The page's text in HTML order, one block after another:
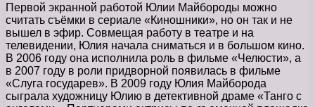
Первой экранной работой Юлии Майбороды можно
считать съёмки в сериале «Киношники», но он так и не
вышел в эфир. Совмещая работу в театре и на
телевидении, Юлия начала сниматься и в большом кино.
В 2006 году она исполнила роль в фильме «Челюсти», а
в 2007 году в роли придворной появилась в фильме
«Слуга государев». В 2009 году Юлия Майборода
сыграла художницу Юлию в детективной драме «Танго с